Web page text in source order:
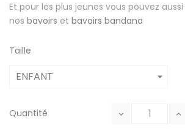
Et pour les plus jeunes vous pouvez
nos bavoirs et bavoirs bandana
Taille
Quantité